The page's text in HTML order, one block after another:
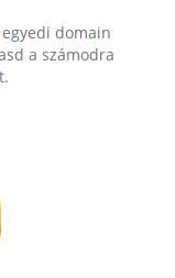
domain
a számodra